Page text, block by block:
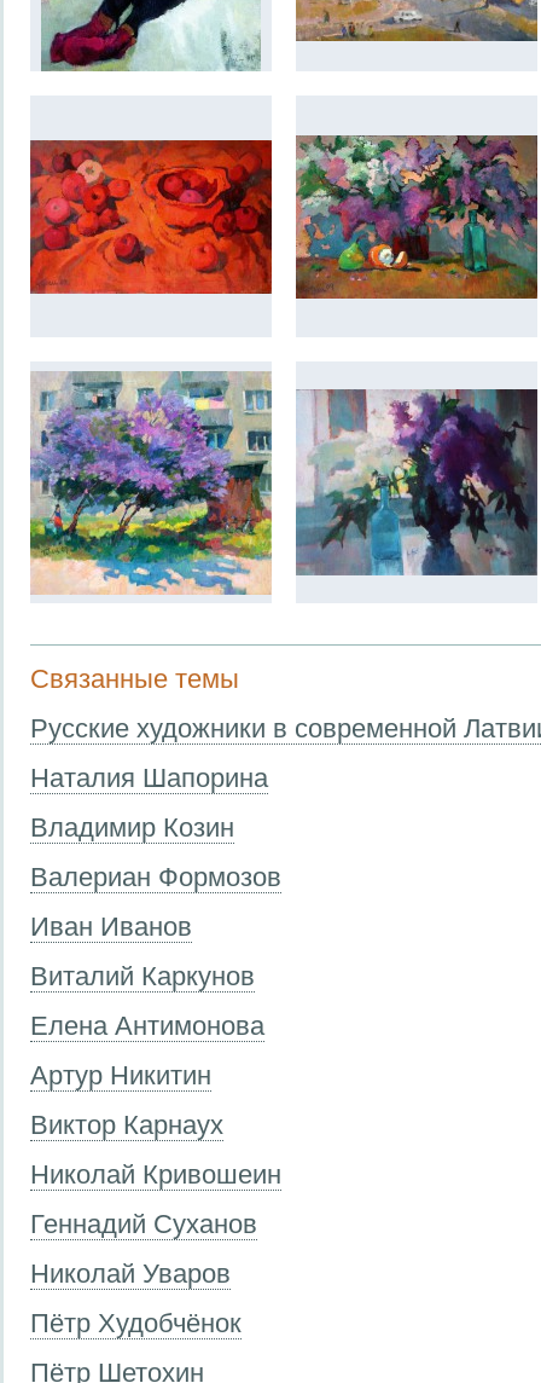
Связанные темы
Русские художники в современной
Наталия Шапорина
Владимир Козин
Валериан Формозов
Иван Иванов
Виталий Каркунов
Елена Антимонова
Артур Никитин
Виктор Карнаух
Николай Кривошеин
Геннадий Суханов
Николай Уваров
Пётр Худобчёнок
Пётр Шетохин